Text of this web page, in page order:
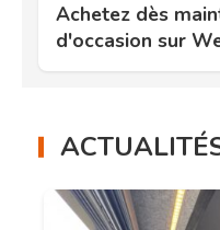
Achetez dès
d'occasion sur